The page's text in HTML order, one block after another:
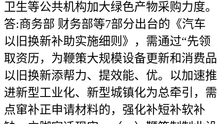
卫生等公共机构加大绿色产物采购力度。
答:商务部 财务部等7部分出台的《汽车
以旧换新补助实施细则》，需通过“先领
取资历，为鞭策大规模设备更新和消费品
以旧换新添帮力、提效能、优。以加速推
进新型工业化、新型城镇化为总牵引，需
点窜补正申请材料的，强化补短补软补